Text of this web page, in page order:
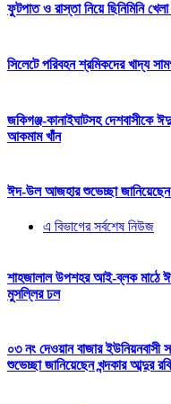
ফুটপাত ও রাস্তা নিয়ে ছিনিমিনি
সিলেটে পরিবহন শ্রমিকদের খাদ্য
জকিগঞ্জ-কানাইঘাটসহ দেশবাসীকে
আকমাম খাঁন
ঈদ-উল আজহার শুভেচ্ছা
এ বিভাগের সর্বশেষ নিউজ
শাহজালাল উপশহর আই-ব্লক মাঠে
মুসল্লির ঢল
০৩ নং দেওয়ান বাজার
শুভেচ্ছা জানিয়েছেন খন্দকার আব্দুর